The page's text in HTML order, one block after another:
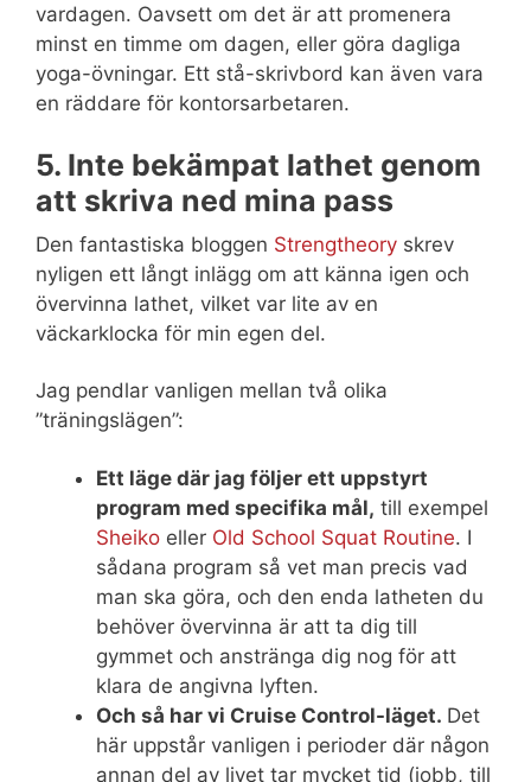
vardagen. Oavsett om det är att promenera
minst en timme om dagen, eller göra dagliga
yoga-övningar. Ett stå-skrivbord kan även vara
en räddare för kontorsarbetaren.
5. Inte bekämpat lathet genom
att skriva ned mina pass
Den fantastiska bloggen Strengtheory skrev
nyligen ett långt inlägg om att känna igen och
övervinna lathet, vilket var lite av en
väckarklocka för min egen del.
Jag pendlar vanligen mellan två olika
”träningslägen”:
Ett läge där jag följer ett uppstyrt
program med specifika mål, till exempel
Sheiko eller Old School Squat Routine. I
sådana program så vet man precis vad
man ska göra, och den enda latheten du
behöver övervinna är att ta dig till
gymmet och anstränga dig nog för att
klara de angivna lyften.
Och så har vi Cruise Control-läget. Det
här uppstår vanligen i perioder där någon
annan del av livet tar mycket tid (jobb, till